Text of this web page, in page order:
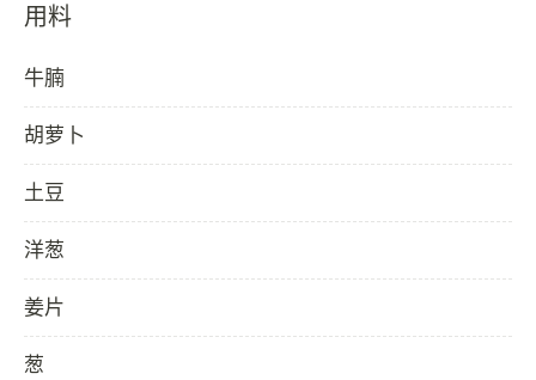
用料
牛腩
胡萝卜
土豆
洋葱
姜片
葱